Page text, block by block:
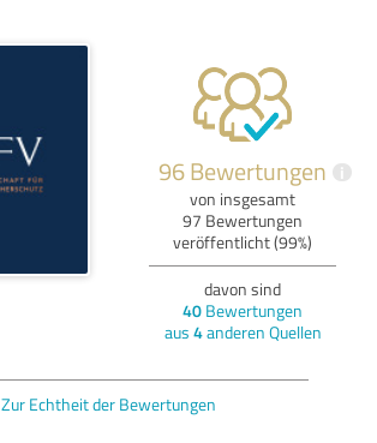
96 Bewertungen i
von insgesamt
97 Bewertungen
veröffentlicht (99%)
davon sind
40 Bewertungen
aus 4anderen Quellen
Zur Echtheit der Bewertungen